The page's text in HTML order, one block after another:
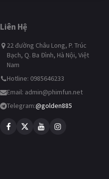
Liên Hệ
22 đường Châu Long, P. Trúc
Bạch, Q. Ba Đình, Hà Nội, Việt
Nam
Hotline: 0985646233
Email: admin@phimfun.net
Telegram:@golden885